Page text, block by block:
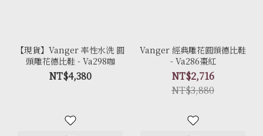
【現貨】Vanger 率性水洗 圓
頭雕花德比鞋 - Va298咖
NT$4,380
Vanger 經典雕花圓頭德比鞋
- Va286棗紅
NT$2,716
NT$3,880